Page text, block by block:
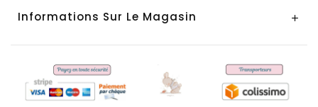
Informations Sur Le Magasin 